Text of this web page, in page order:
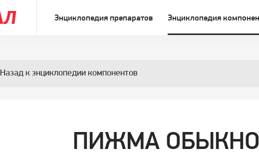
Энциклопедия препаратов Энциклопедия
Назад к энциклопедии компонентов
ПИЖМА